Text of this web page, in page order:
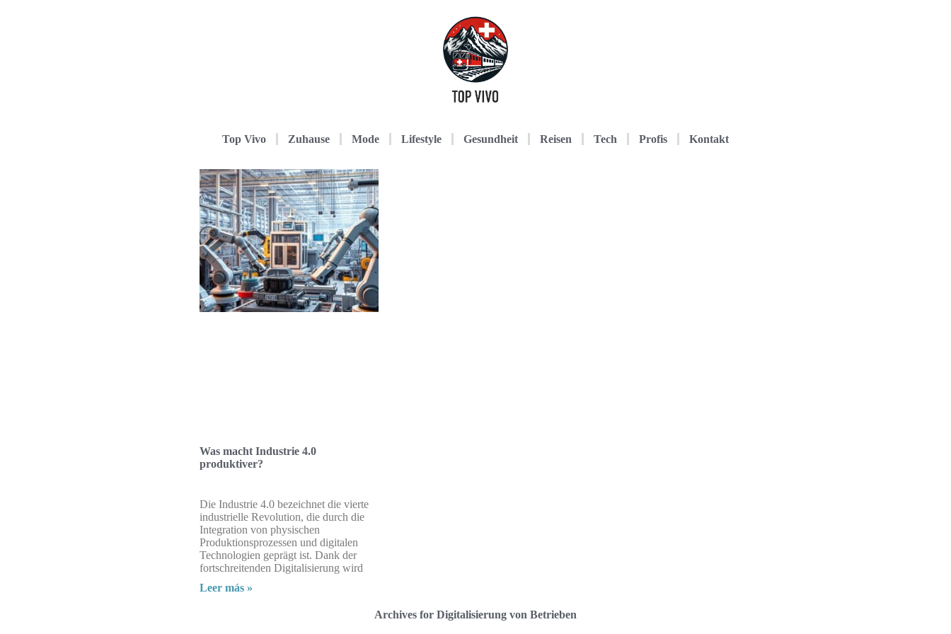
Top Vivo Zuhause Mode Lifestyle Gesundheit Reisen Tech Profis Kontakt
Was macht Industrie 4.0
produktiver?
Die Industrie 4.0 bezeichnet die vierte
industrielle Revolution, die durch die
Integration von physischen
Produktionsprozessen und digitalen
Technologien geprägt ist. Dank der
fortschreitenden Digitalisierung wird
Leer más »
Archives for Digitalisierung von Betrieben